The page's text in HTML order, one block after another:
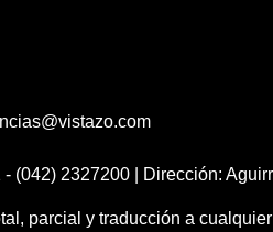
(042) 2327200 | Dirección:
parcial y traducción a